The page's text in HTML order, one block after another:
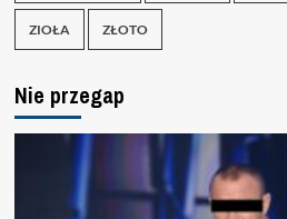
ZIOŁA ZŁOTO
Nie przegap